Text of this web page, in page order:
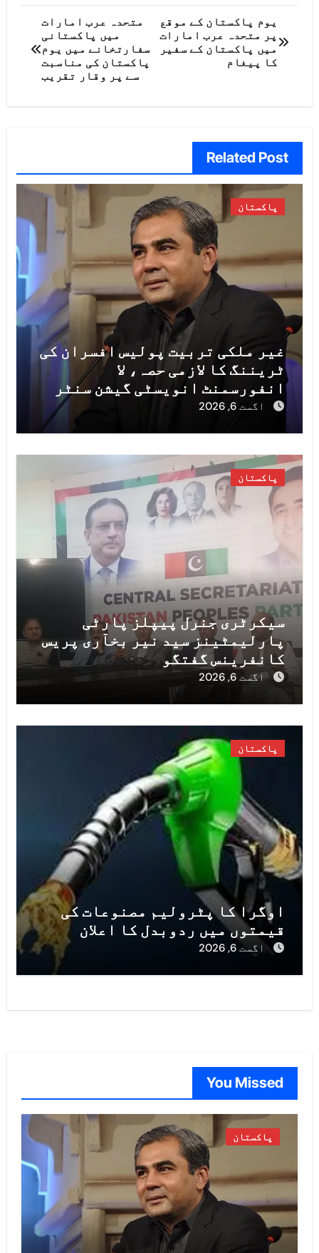
پوسٹوں
کی
نیویگیشن
یوم پاکستان کے موقع
پر متحدہ عرب امارات
میں پاکستان کے سفیر
کا پیغام
متحدہ عرب امارات
میں پاکستانی
سفارتخانے میں یوم
پاکستان کی مناسبت
سے پر وقار تقریب
Related Post
پاکستان
غیر ملکی تربیت پولیس افسران کی
ٹریننگ کا لازمی حصہ، لا
انفورسمنٹ انویسٹی گیشن سنٹر
کے قیام کے لیے پائلٹ پراجیکٹ
اگست 6, 2026
پاکستان
سیکرٹری جنرل پیپلز پارٹی
پارلیمٹینز سید نیر بخآری پریس
کانفرینس گفتگو
اگست 6, 2026
پاکستان
اوگرا کا پٹرولیم مصنوعات کی
قیمتوں میں ردوبدل کا اعلان
اگست 6, 2026
You Missed
پاکستان